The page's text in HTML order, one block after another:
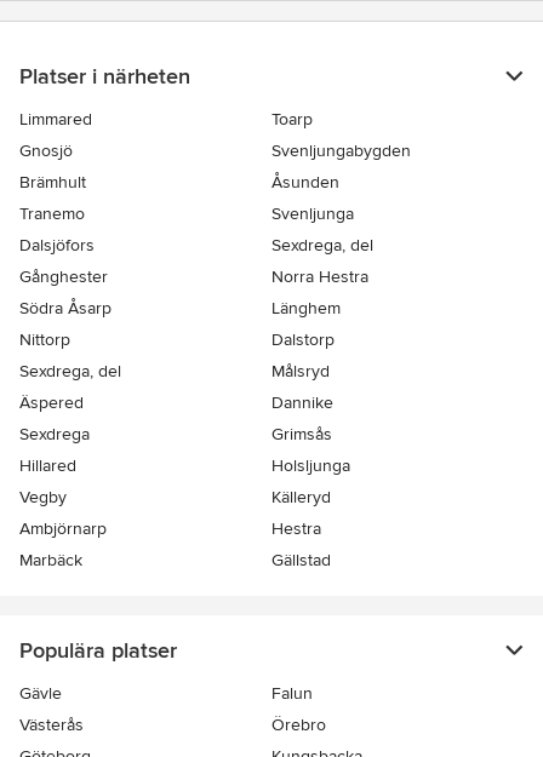
Platser i närheten
Limmared
Toarp
Gnosjö
Svenljungabygden
Brämhult
Åsunden
Tranemo
Svenljunga
Dalsjöfors
Sexdrega, del
Gånghester
Norra Hestra
Södra Åsarp
Länghem
Nittorp
Dalstorp
Sexdrega, del
Målsryd
Äspered
Dannike
Sexdrega
Grimsås
Hillared
Holsljunga
Vegby
Källeryd
Ambjörnarp
Hestra
Marbäck
Gällstad
Populära platser
Gävle
Falun
Västerås
Örebro